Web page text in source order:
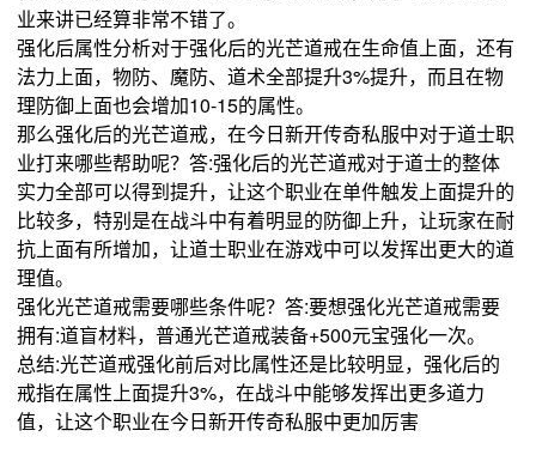
业来讲已经算非常不错了。
强化后属性分析对于强化后的光芒道戒在生命值上面，还有
法力上面，物防、魔防、道术全部提升3%提升，而且在物
理防御上面也会增加10-15的属性。
那么强化后的光芒道戒，在今日新开传奇私服中对于道士职
业打来哪些帮助呢？答:强化后的光芒道戒对于道士的整体
实力全部可以得到提升，让这个职业在单件触发上面提升的
比较多，特别是在战斗中有着明显的防御上升，让玩家在耐
抗上面有所增加，让道士职业在游戏中可以发挥出更大的道
理值。
强化光芒道戒需要哪些条件呢？答:要想强化光芒道戒需要
拥有:道盲材料，普通光芒道戒装备+500元宝强化一次。
总结:光芒道戒强化前后对比属性还是比较明显，强化后的
戒指在属性上面提升3%，在战斗中能够发挥出更多道力
值，让这个职业在今日新开传奇私服中更加厉害